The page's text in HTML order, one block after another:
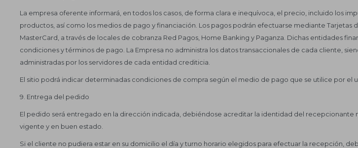
La empresa oferente informará, en todos los casos, de forma clara e inequívoca, el precio, incluido los
productos, así como los medios de pago y financiación. Los pagos podrán efectuarse mediante Tarjetas
MasterCard, a través de locales de cobranza Red Pagos, Home Banking y Paganza. Dichas entidades
condiciones y términos de pago. La Empresa no administra los datos transaccionales de cada cliente,
administradas por los servidores de cada entidad crediticia.
El sitio podrá indicar determinadas condiciones de compra según el medio de pago que se utilice por el
9. Entrega del pedido
El pedido será entregado en la dirección indicada, debiéndose acreditar la identidad del
vigente y en buen estado.
Si el cliente no pudiera estar en su domicilio el día y turno horario elegidos para efectuar la recepción,